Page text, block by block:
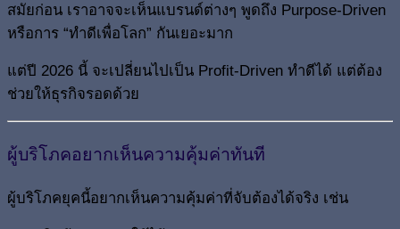
สมัยก่อน เราอาจจะเห็นแบรนด์ต่างๆ พูดถึง Purpose-Driven
หรือการ “ทำดีเพื่อโลก” กันเยอะมาก
แต่ปี 2026 นี้ จะเปลี่ยนไปเป็น Profit-Driven ทำดีได้ แต่ต้อง
ช่วยให้ธุรกิจรอดด้วย
ผู้บริโภคอยากเห็นความคุ้มค่าทันที
ผู้บริโภคยุคนี้อยากเห็นความคุ้มค่าที่จับต้องได้จริง เช่น